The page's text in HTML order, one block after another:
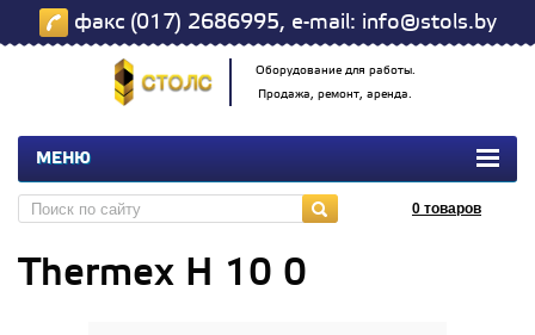
факс (017) 2686995, e-mail: info@stols.by
Оборудование для работы.
Продажа, ремонт, аренда.
МЕНЮ
0 товаров
Thermex Н 10 0